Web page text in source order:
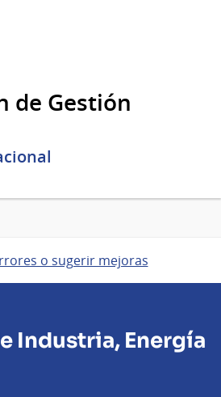
de Gestión
o sugerir mejoras
Industria, Energía